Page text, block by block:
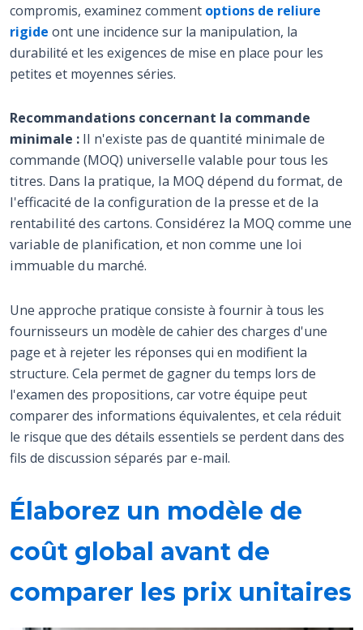
compromis, examinez comment options de reliure
rigide ont une incidence sur la manipulation, la
durabilité et les exigences de mise en place pour les
petites et moyennes séries.
Recommandations concernant la commande
minimale : Il n'existe pas de quantité minimale de
commande (MOQ) universelle valable pour tous les
titres. Dans la pratique, la MOQ dépend du format, de
l'efficacité de la configuration de la presse et de la
rentabilité des cartons. Considérez la MOQ comme une
variable de planification, et non comme une loi
immuable du marché.
Une approche pratique consiste à fournir à tous les
fournisseurs un modèle de cahier des charges d'une
page et à rejeter les réponses qui en modifient la
structure. Cela permet de gagner du temps lors de
l'examen des propositions, car votre équipe peut
comparer des informations équivalentes, et cela réduit
le risque que des détails essentiels se perdent dans des
fils de discussion séparés par e-mail.
Élaborez un modèle de
coût global avant de
comparer les prix unitaires